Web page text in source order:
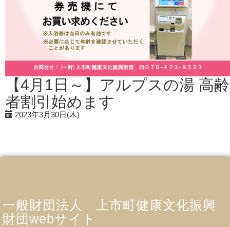
【4月1日～】アルプスの湯 高齢
者割引始めます
2023年3月30日(木)
一般財団法人 上市町健康文化振興
財団webサイト